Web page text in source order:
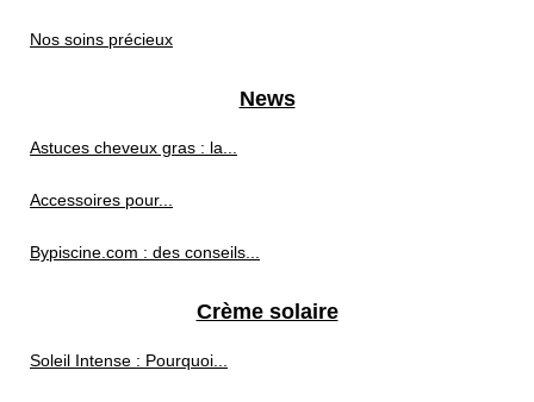
Nos soins précieux
News
Astuces cheveux gras : la...
Accessoires pour...
Bypiscine.com : des conseils...
Crème solaire
Soleil Intense : Pourquoi...